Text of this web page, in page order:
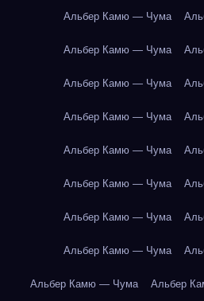
Альбер Камю — Чума
Альбер Камю — Чума
Альбер Камю — Чума
Альбер Камю — Чума
Альбер Камю — Чума
Альбер Камю — Чума
Альбер Камю — Чума
Альбер Камю — Чума
Альбер Камю — Чума Альбер